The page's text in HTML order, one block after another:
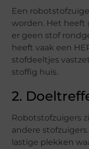
Een
worden. Het heeft
er geen stof
heeft vaak een
stofdeeltjes
stoffig huis.
2.
Robotstofzuigers
andere
lastige plekken